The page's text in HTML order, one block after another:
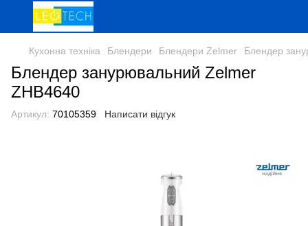
Кухонна техніка Блендери Блендери Zelmer Блендер
Блендер занурювальний Zelmer
ZHB4640
Артикул: 70105359 Написати відгук